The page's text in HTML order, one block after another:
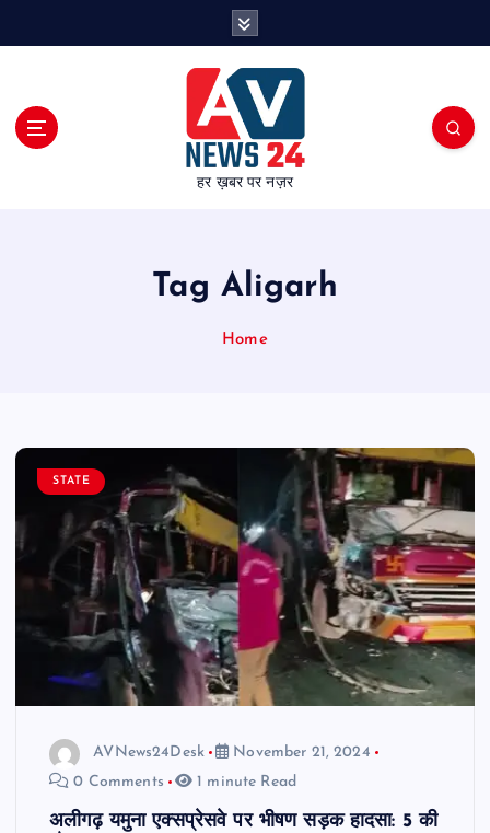
हर ख़बर पर नज़र
Tag Aligarh
Home
STATE
AVNews24Desk
November 21, 2024
0 Comments
1 minute Read
अलीगढ़ यमुना एक्सप्रेसवे पर भीषण सड़क हादसा: 5 की